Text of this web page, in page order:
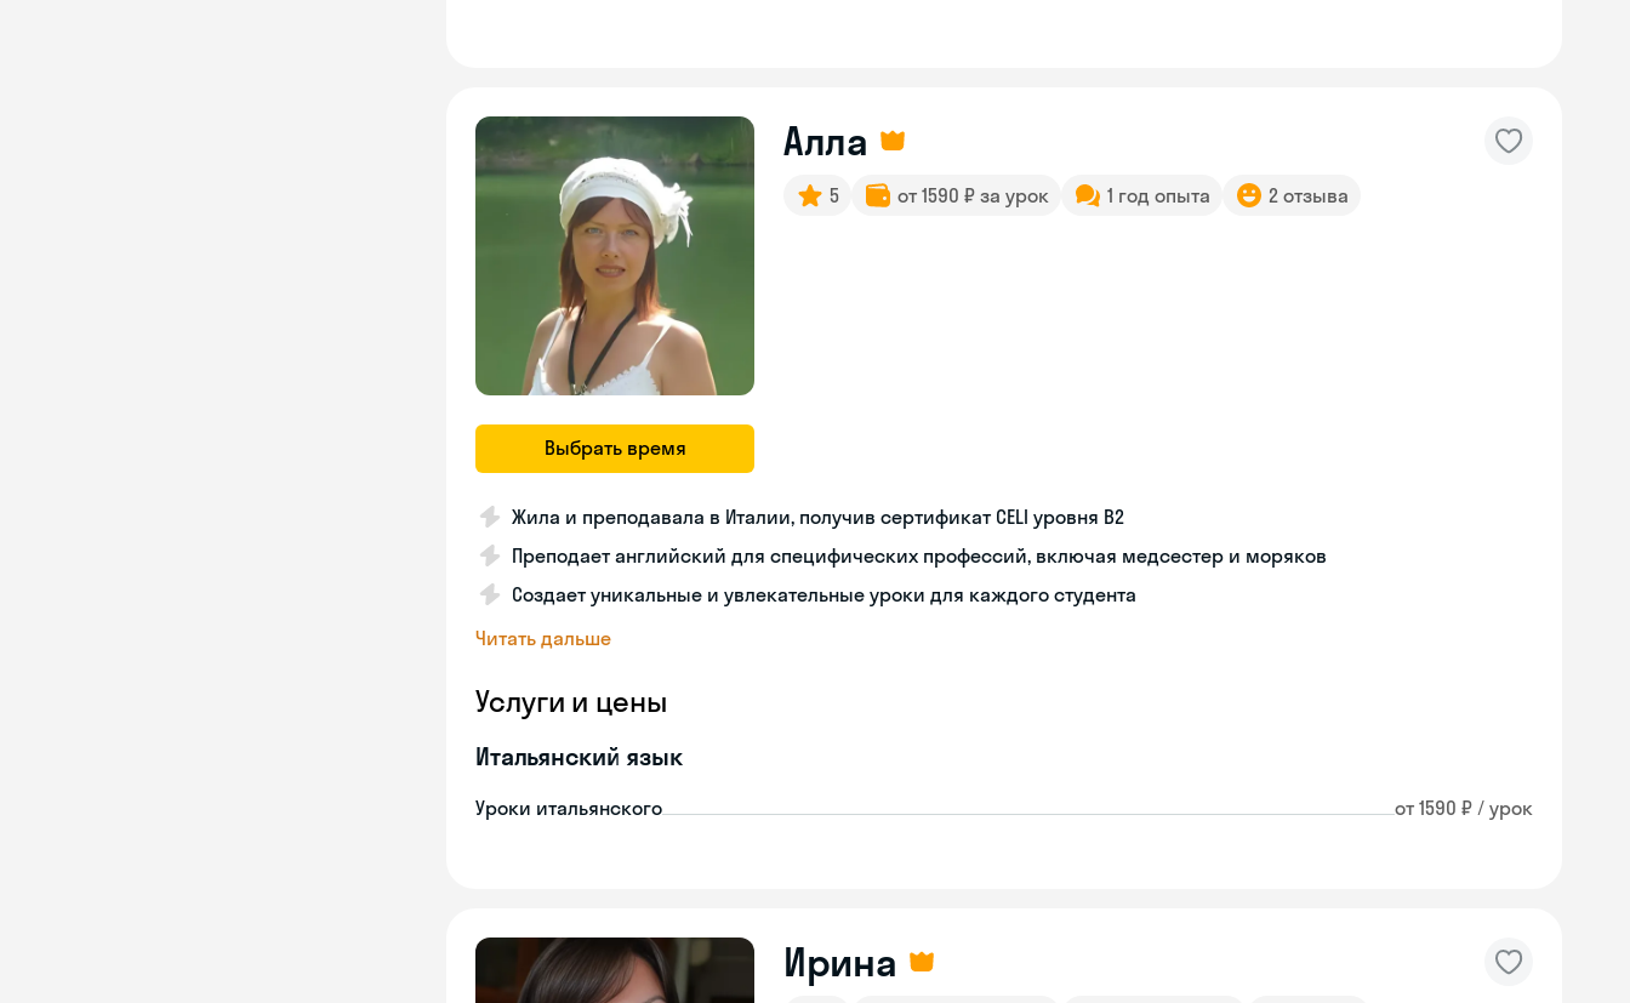
Выбрать время
Алла
5 от 1590 ₽ за урок 1 год опыта 2 отзыва
Жила и преподавала в Италии, получив сертификат CELI уровня В2
Преподает английский для специфических профессий, включая медсестер и моряков
Создает уникальные и увлекательные уроки для каждого студента
Читать дальше
Услуги и цены
Итальянский язык
Уроки итальянского от 1590 ₽ / урок
Ирина